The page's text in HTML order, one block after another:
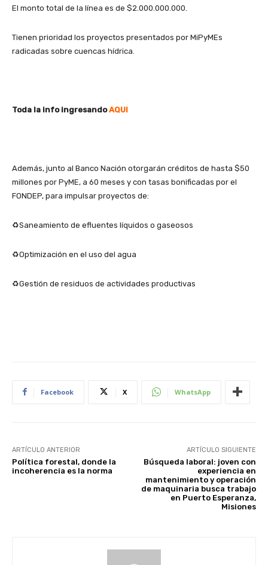
El monto total de la línea es de $2.000.000.000.
Tienen prioridad los proyectos presentados por MiPyMEs
radicadas sobre cuencas hídrica.
Toda la info ingresandoAQUI
Además, junto al Banco Nación otorgarán créditos de hasta $50
millones por PyME, a 60 meses y con tasas bonificadas por el
FONDEP, para impulsar proyectos de:
♻️Saneamiento de efluentes líquidos o gaseosos
♻️Optimización en el uso del agua
♻️Gestión de residuos de actividades productivas
Facebook X WhatsApp
ARTÍCULO ANTERIOR
Política forestal, donde la
incoherencia es la norma
ARTÍCULO SIGUIENTE
Búsqueda laboral: joven con
experiencia en
mantenimiento y operación
de maquinaria busca trabajo
en Puerto Esperanza,
Misiones